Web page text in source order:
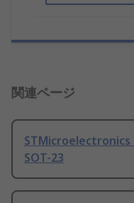
関連ページ
STMicroelectronics
SOT-23